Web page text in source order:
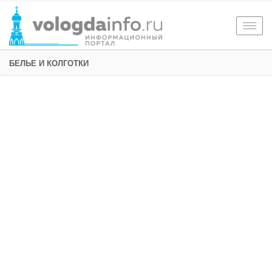
БЕЛЬЕ И КОЛГОТКИ